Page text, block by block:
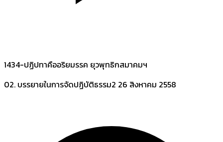
1434-ปฏิปทาคืออริยมรรค ยุวพุทธิกสมาคมฯ
02. บรรยายในการจัดปฏิบัติธรรม2 26 สิงหาคม 2558